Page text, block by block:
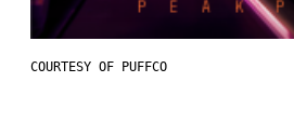
COURTESY OF PUFFCO